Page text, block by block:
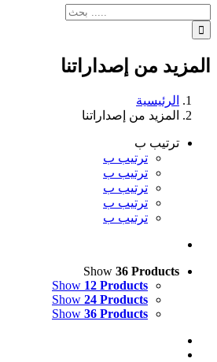
الي
: البحث
بالنسبة
الي
: المزيد من إصداراتنا
الرئيسية
المزيد من إصداراتنا
ترتيب ب
ترتيب ب
ترتيب ب
ترتيب ب
ترتيب ب
ترتيب ب
Show 36 Products
Show 12 Products
Show 24 Products
Show 36 Products